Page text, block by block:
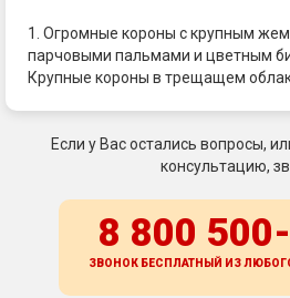
1. Огромные короны с крупным
парчовыми пальмами и цветным
Крупные короны в трещащем
Если у Вас остались вопросы,
консультацию,
8 800
ЗВОНОК БЕСПЛАТНЫЙ ИЗ